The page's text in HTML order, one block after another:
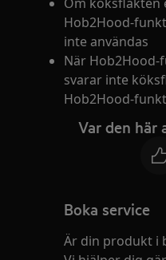
Hob2Hood-
inte användas
När
svarar inte
Hob2Hood-
Var den här
Boka service
Är din produkt i